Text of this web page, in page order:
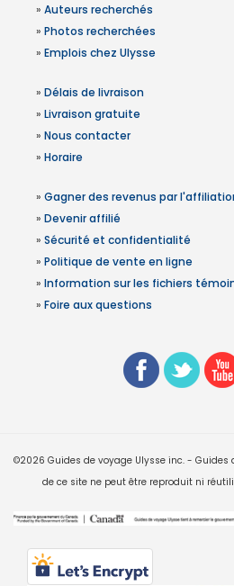
» Auteurs recherchés
» Photos recherchées
» Emplois chez Ulysse
» Délais de livraison
» Livraison gratuite
» Nous contacter
» Horaire
» Gagner des revenus par
» Devenir affilié
» Sécurité et confidentialité
» Politique de vente en ligne
» Information sur les fichiers
» Foire aux questions
©2026 Guides de voyage Ulysse inc. - Guides
de ce site ne peut être reproduit ni